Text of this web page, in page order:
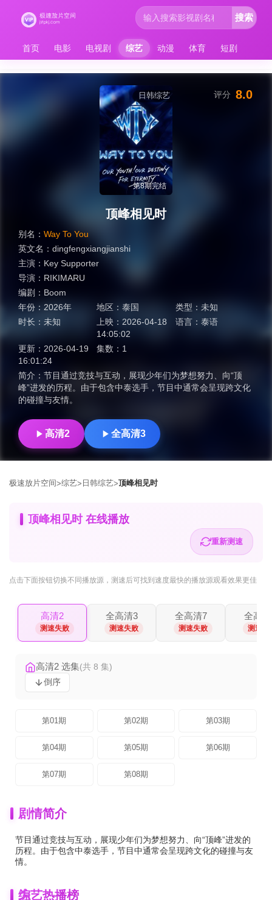
首页 电影 电视剧 综艺 动漫 体育 短剧
搜索
日韩综艺
第8期完结
顶峰相见时
别名： Way To You
英文名： dingfengxiangjianshi
主演： Key Supporter
导演： RIKIMARU
编剧： Boom
年份： 2026年 地区：泰国 类型： 未知
时长： 未知 上映： 2026-04-18
14:05:02
语言： 泰语
更新： 2026-04-19
16:01:24
集数： 1
简介： 节目通过竞技与互动，展现少年们为梦想努力、向“顶
峰”进发的历程。由于包含中泰选手，节目中通常会呈现跨文化
的碰撞与友情。
评分 8.0
高清2 全高清3
极速放片空间>综艺> 日韩综艺>顶峰相见时
顶峰相见时 在线播放
重新测速
点击下面按钮切换不同播放源 ，测速后可找到速度最快的播放源观看效果更佳
高清2
测速失败
全高清3
测速失败
全高清7
测速失败
全高
测速失
高清2 选集(共 8 集)
倒序
第01期 第02期 第03期
第04期 第05期 第06期
第07期 第08期
剧情简介
节目通过竞技与互动，展现少年们为梦想努力、向“顶峰”进发的
历程。由于包含中泰选手，节目中通常会呈现跨文化的碰撞与友
情。
为
综艺热播榜